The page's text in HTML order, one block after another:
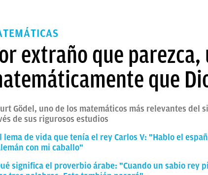
extraño que
que
Gödel, uno de los matemáticos más relevantes del
de sus rigurosos estudios
lema de vida que tenía el rey Carlos V: "Hablo el
con mi caballo"
significa el proverbio árabe: "Cuando un sabio